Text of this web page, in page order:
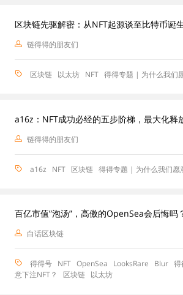
区块链先驱解密：从NFT起源谈至比特币诞
链得得的朋友们
区块链 以太坊 NFT 得得专题 | 为什么我们
a16z：NFT成功必经的五步阶梯，最大化释
链得得的朋友们
a16z NFT 区块链 得得专题 | 为什么我们愿
百亿市值”泡汤”，高傲的OpenSea会后悔吗
白话区块链
得得号 NFT OpenSea LooksRare Blur 得
意下注NFT？
区块链 以太坊